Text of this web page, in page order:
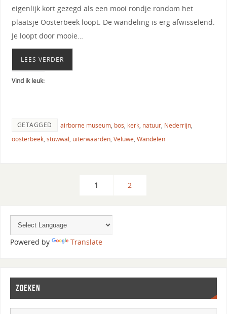
eigenlijk kort gezegd als een mooi rondje rondom het
plaatsje Oosterbeek loopt. De wandeling is erg afwisselend.
Je loopt door mooie…
LEES VERDER
Vind ik leuk:
GETAGGED airborne museum, bos, kerk, natuur, Nederrijn,
oosterbeek, stuwwal, uiterwaarden, Veluwe, Wandelen
1 2
Powered by Translate
ZOEKEN